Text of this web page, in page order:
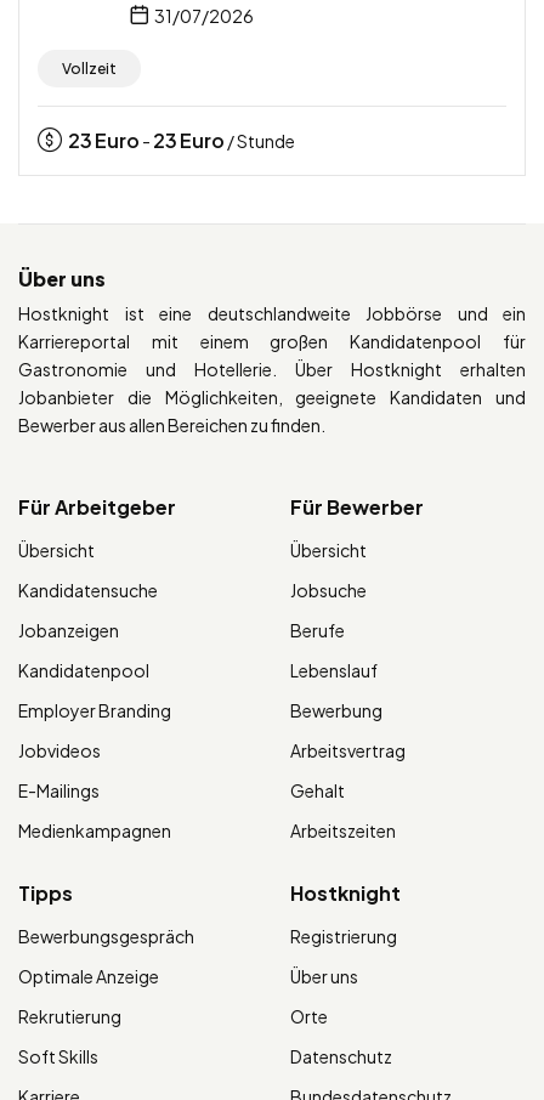
31/07/2026
Vollzeit
23Euro - 23Euro / Stunde
Über uns
Hostknight ist eine deutschlandweite Jobbörse und ein
Karriereportal mit einem großen Kandidatenpool für
Gastronomie und Hotellerie. Über Hostknight erhalten
Jobanbieter die Möglichkeiten, geeignete Kandidaten und
Bewerber aus allen Bereichen zu finden.
Für Arbeitgeber
Übersicht
Kandidatensuche
Jobanzeigen
Kandidatenpool
Employer Branding
Jobvideos
E-Mailings
Medienkampagnen
Für Bewerber
Übersicht
Jobsuche
Berufe
Lebenslauf
Bewerbung
Arbeitsvertrag
Gehalt
Arbeitszeiten
Tipps
Bewerbungsgespräch
Optimale Anzeige
Rekrutierung
Soft Skills
Hostknight
Registrierung
Über uns
Orte
Datenschutz